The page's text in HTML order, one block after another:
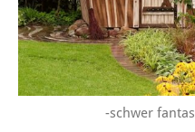
-schwer